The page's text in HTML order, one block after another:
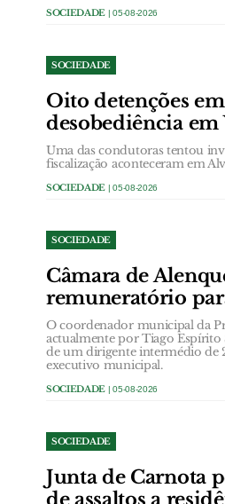
SOCIEDADE | 05-08-2026
SOCIEDADE
Oito detenções
desobediência
Uma das condutoras tentou
fiscalização aconteceram em
SOCIEDADE | 05-08-2026
SOCIEDADE
Câmara de
remuneratório
O coordenador municipal da
actualmente por Tiago Espírito
de um dirigente intermédio de
executivo municipal.
SOCIEDADE | 05-08-2026
SOCIEDADE
Junta de Carnota
de assaltos a